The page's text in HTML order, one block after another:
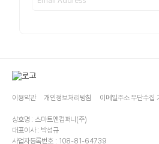
이용약관 개인정보처리방침 이메일주소 무단수집
상호명 : 스마트앤컴퍼니(주)
대표이사 : 박성규
사업자등록번호 : 108-81-64739